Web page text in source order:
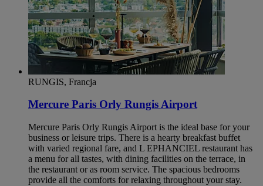
RUNGIS, Francja
Mercure Paris Orly Rungis Airport
Mercure Paris Orly Rungis Airport is the ideal base for your
business or leisure trips. There is a hearty breakfast buffet
with varied regional fare, and L EPHANCIEL restaurant has
a menu for all tastes, with dining facilities on the terrace, in
the restaurant or as room service. The spacious bedrooms
provide all the comforts for relaxing throughout your stay.